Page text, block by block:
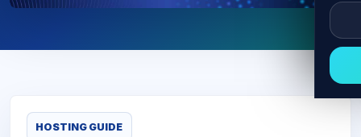
HOSTING GUIDE